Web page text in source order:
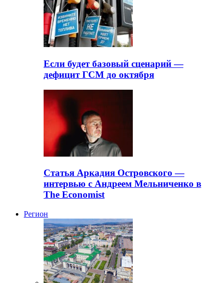
Если будет базовый сценарий —
дефицит ГСМ до октября
Статья Аркадия Островского —
интервью с Андреем Мельниченко в
The Economist
Регион